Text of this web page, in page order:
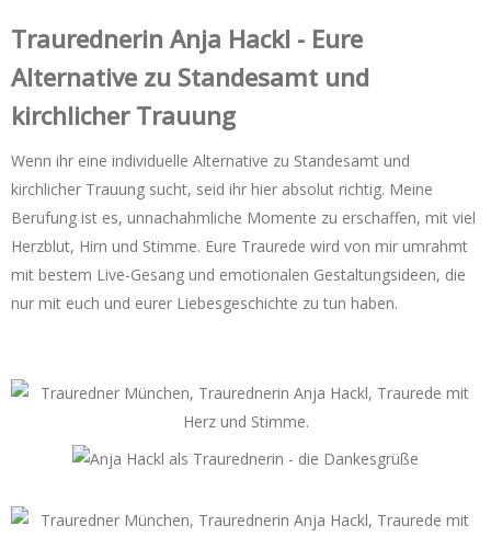
Trauredner‌in Anja Hackl - Eure
Alternative zu Standesamt und
kirchlicher Trauung
Wenn ihr eine individuelle Alternative zu Standesamt und
kirchlicher Trauung sucht, seid ihr hier absolut richtig. Meine
Berufung ist es, unnachahmliche Momente zu erschaffen, mit viel
Herzblut, Hirn und Stimme. Eure Traurede wird von mir umrahmt
mit bestem Live-Gesang und emotionalen Gestaltungsideen, die
nur mit euch und eurer Liebesgeschichte zu tun haben.